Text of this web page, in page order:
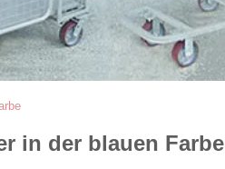
in der blauen Farbe